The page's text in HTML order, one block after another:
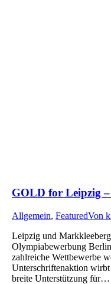
GOLD for Leipzig
Allgemein, FeaturedVon
Leipzig und
Olympiabewerbung
zahlreiche Wettbewerbe
Unterschriftenaktion
breite Unterstützung für…